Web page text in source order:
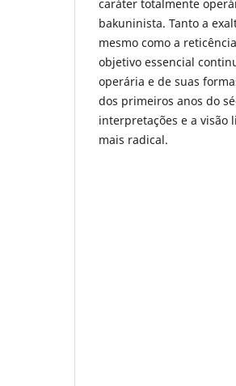
caráter totalmente
bakuninista. Tanto a
mesmo como a
objetivo essencial
operária e de suas
dos primeiros anos do
interpretações e a visão
mais radical.